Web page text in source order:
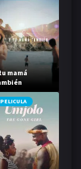
mamá
PELICULA